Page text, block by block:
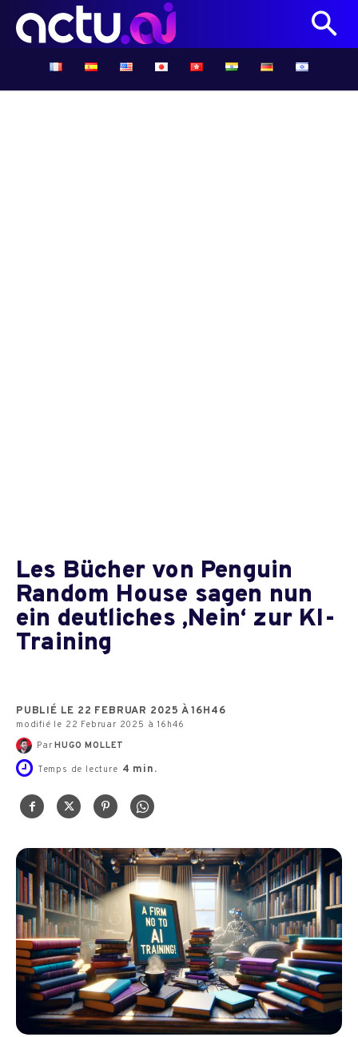
Les Bücher von Penguin
Random House sagen nun
ein deutliches ‚Nein‘ zur KI-
Training
PUBLIÉ LE 22 FEBRUAR 2025 À 16H46
modifié le 22 Februar 2025 à 16h46
Par HUGO MOLLET
Temps de lecture 4 min.